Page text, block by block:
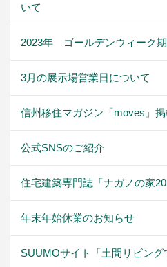
いて
2023年 ゴールデンウィーク
3月の展示場営業日について
信州移住マガジン「moves」
公式SNSのご紹介
住宅建築専門誌「ナガノの家
年末年始休業のお知らせ
SUUMOサイト「土間リビン